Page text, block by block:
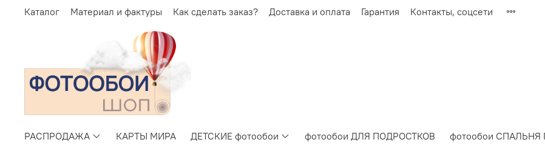
Каталог Материал и фактуры Как сделать заказ? Доставка и оплата Гарантия Контакты, соцсети
РАСПРОДАЖА КАРТЫ МИРА ДЕТСКИЕ фотообои фотообои ДЛЯ ПОДРОСТКОВ фотообои СПАЛЬНЯ